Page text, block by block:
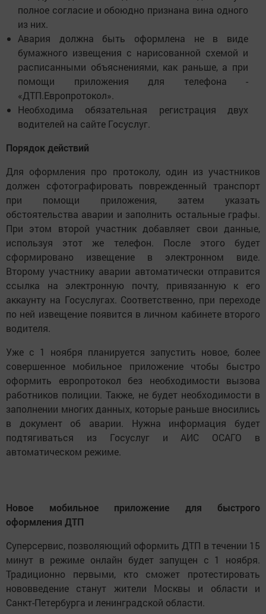
полное согласие и обоюдно признана вина одного
из них.
Авария должна быть оформлена не в виде
бумажного извещения с нарисованной схемой и
расписанными объяснениями, как раньше, а при
помощи приложения для телефона -
«ДТП.Европротокол».
Необходима обязательная регистрация двух
водителей на сайте Госуслуг.
Порядок действий
Для оформления про протоколу, один из участников
должен сфотографировать поврежденный транспорт
при помощи приложения, затем указать
обстоятельства аварии и заполнить остальные графы.
При этом второй участник добавляет свои данные,
используя этот же телефон. После этого будет
сформировано извещение в электронном виде.
Второму участнику аварии автоматически отправится
ссылка на электронную почту, привязанную к его
аккаунту на Госуслугах. Соответственно, при переходе
по ней извещение появится в личном кабинете второго
водителя.
Уже с 1 ноября планируется запустить новое, более
совершенное мобильное приложение чтобы быстро
оформить европротокол без необходимости вызова
работников полиции. Также, не будет необходимости в
заполнении многих данных, которые раньше вносились
в документ об аварии. Нужна информация будет
подтягиваться из Госуслуг и АИС ОСАГО в
автоматическом режиме.
Новое мобильное приложение для быстрого
оформления ДТП
Суперсервис, позволяющий оформить ДТП в течении 15
минут в режиме онлайн будет запущен с 1 ноября.
Традиционно первыми, кто сможет протестировать
нововведение станут жители Москвы и области и
Санкт-Петербурга и ленинградской области.